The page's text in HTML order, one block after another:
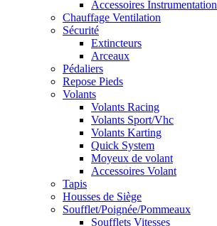
Accessoires Instrumentation
Chauffage Ventilation
Sécurité
Extincteurs
Arceaux
Pédaliers
Repose Pieds
Volants
Volants Racing
Volants Sport/Vhc
Volants Karting
Quick System
Moyeux de volant
Accessoires Volant
Tapis
Housses de Siège
Soufflet/Poignée/Pommeaux
Soufflets Vitesses